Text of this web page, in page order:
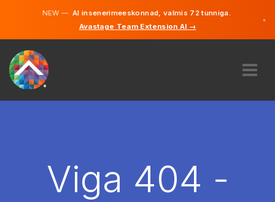
NEW —AI insenerimeeskonnad, valmis 72 tunniga.
Avastage Team Extension AI →
×
PALKAMAViga 404 -